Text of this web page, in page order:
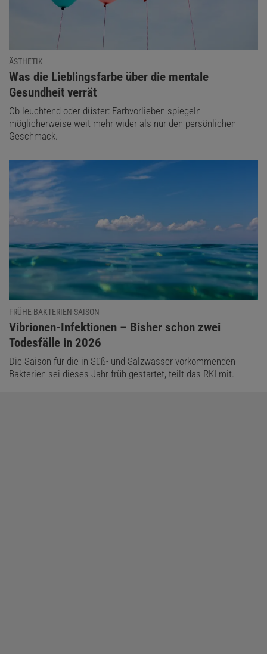
ÄSTHETIK
:
Was die Lieblingsfarbe über die mentale
Gesundheit verrät
Ob leuchtend oder düster: Farbvorlieben spiegeln
möglicherweise weit mehr wider als nur den persönlichen
Geschmack.
FRÜHE BAKTERIEN-SAISON
:
Vibrionen-Infektionen – Bisher schon zwei
Todesfälle in 2026
Die Saison für die in Süß- und Salzwasser vorkommenden
Bakterien sei dieses Jahr früh gestartet, teilt das RKI mit.